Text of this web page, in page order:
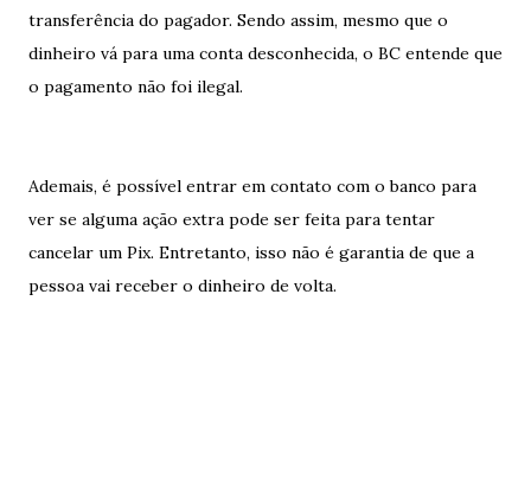
transferência do pagador. Sendo assim, mesmo que o
dinheiro vá para uma conta desconhecida, o BC entende que
o pagamento não foi ilegal.
Ademais, é possível entrar em contato com o banco para
ver se alguma ação extra pode ser feita para tentar
cancelar um Pix. Entretanto, isso não é garantia de que a
pessoa vai receber o dinheiro de volta.